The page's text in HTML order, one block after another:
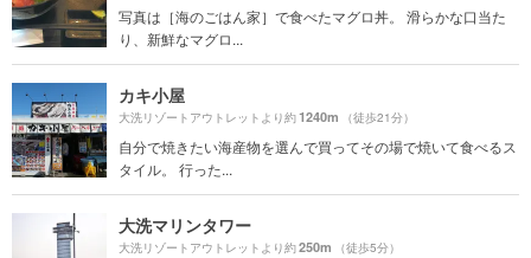
写真は［海のごはん家］で食べたマグロ丼。 滑らかな口当た
り、新鮮なマグロ...
カキ小屋
大洗リゾートアウトレットより約1240m （徒歩21分）
自分で焼きたい海産物を選んで買ってその場で焼いて食べるス
タイル。 行った...
大洗マリンタワー
大洗リゾートアウトレットより約250m （徒歩5分）